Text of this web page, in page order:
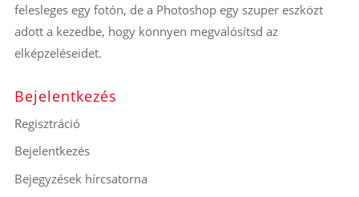
felesleges egy fotón, de a Photoshop egy szuper eszközt
adott a kezedbe, hogy könnyen megvalósítsd az
elképzeléseidet.
Bejelentkezés
Regisztráció
Bejelentkezés
Bejegyzések hírcsatorna